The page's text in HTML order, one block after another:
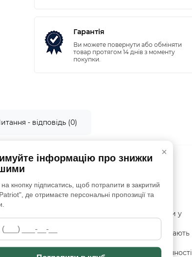
Гарантія
Ви можете повернути або обміняти
товар протягом 14 днів з моменту
покупки.
- відповідь (0)
до туристичного спорядження, покликане
погода. Модель має кілька способів
для комфортного сну прохолодною ніччю або
пошитий з поліестеру з дихаючими та
випріванню тіла користувача за високої
міцності матеріалу, підкладку можна прати у
підвищує стійкість матеріалу на розрив та
У розкладеному вигляді розміри сягають
людини. Щоб скласти виріб, потрібно
не перевищують 19 х 9 см, що в сукупності
×
інформацію про знижки
кнопку підписатись, щоб потрапити в закритий
де отримаєте персональні пропозиції та